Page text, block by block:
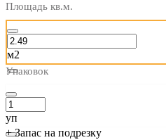
Площадь кв.м.
м2
Упаковок
уп
+ Запас на подрезку